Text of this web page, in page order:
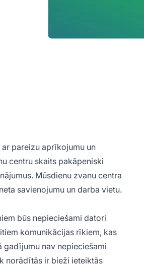
pareizu aprīkojumu un
centru skaits pakāpeniski
Mūsdienu zvanu centra
savienojumu un darba vietu.
būs nepieciešami datori
komunikācijas rīkiem, kas
gadījumu nav nepieciešami
norādītās ir bieži ieteiktās